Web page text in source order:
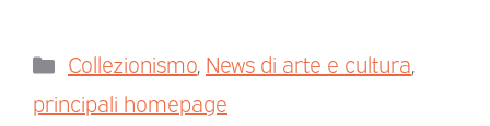
Collezionismo, News di arte e cultura,
principali homepage